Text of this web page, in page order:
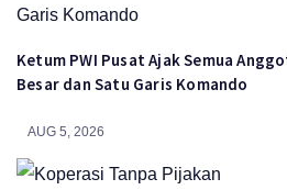
Ketum PWI Pusat Ajak Semua
Besar dan Satu Garis Komando
AUG 5, 2026